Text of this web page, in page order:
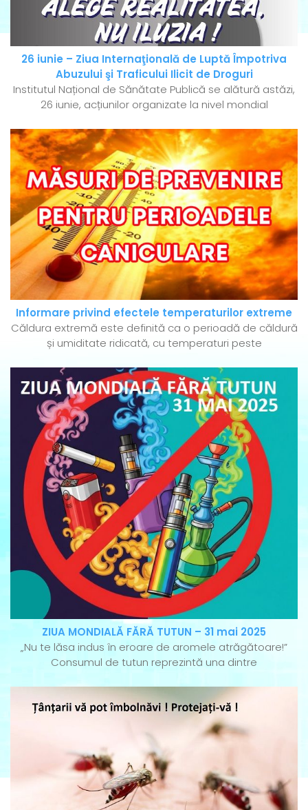
26 iunie – Ziua Internaţională de Luptă Împotriva
Abuzului şi Traficului Ilicit de Droguri
Institutul Național de Sănătate Publică se alătură astăzi,
26 iunie, acțiunilor organizate la nivel mondial
Informare privind efectele temperaturilor extreme
Căldura extremă este definită ca o perioadă de căldură
și umiditate ridicată, cu temperaturi peste
ZIUA MONDIALĂ FĂRĂ TUTUN – 31 mai 2025
„Nu te lăsa indus în eroare de aromele atrăgătoare!”
Consumul de tutun reprezintă una dintre